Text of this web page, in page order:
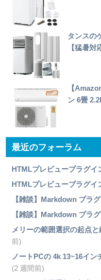
タンスの
【猛暑
【
ン 6畳
最近のフォーラム
HTMLプレビュープラグイ
HTMLプレビュープラグイ
【雑談】Markdown プラ
【雑談】Markdown プラ
メリーの範囲選択の起点
前)
ノートPCの 4k 13~16イ
(2 週間前)